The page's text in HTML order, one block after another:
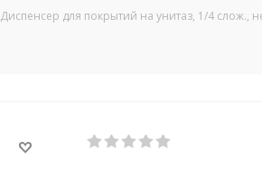
Диспенсер для покрытий на унитаз, 1/4 слож.,